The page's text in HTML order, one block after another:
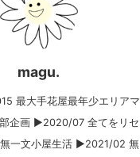
magu.
最大手花屋最年少エリアマ
企画 ▶︎2020/07 全てをリセ
無一文小屋生活 ▶︎2021/02 無